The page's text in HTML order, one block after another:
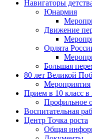
Навигаторы
Юнармия
Движение
Орлята
Большая
80 лет Великой
Мероприятия
Прием в 10 класс в
Профильное
Воспитательная
Центр Точка роста
Общая